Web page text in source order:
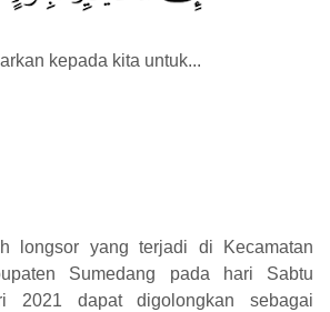
kepada kita untuk...
longsor yang terjadi di Kecamatan
Sumedang pada hari Sabtu
2021 dapat digolongkan sebagai